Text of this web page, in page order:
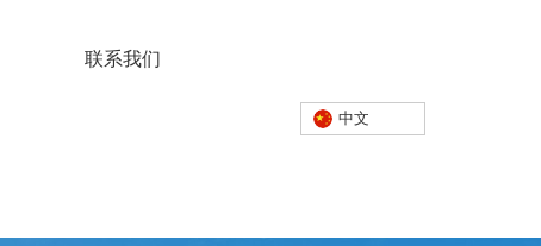
联系我们
中文